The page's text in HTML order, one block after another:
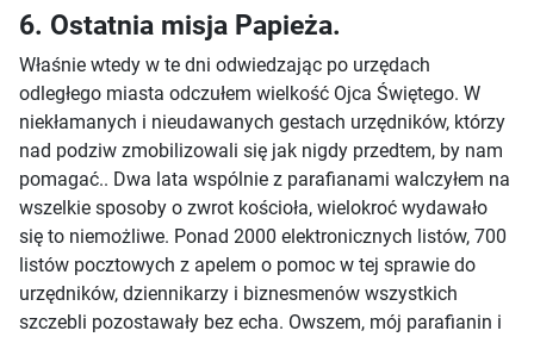
6. Ostatnia misja Papieża.
Właśnie wtedy w te dni odwiedzając po urzędach
odległego miasta odczułem wielkość Ojca Świętego. W
niekłamanych i nieudawanych gestach urzędników, którzy
nad podziw zmobilizowali się jak nigdy przedtem, by nam
pomagać.. Dwa lata wspólnie z parafianami walczyłem na
wszelkie sposoby o zwrot kościoła, wielokroć wydawało
się to niemożliwe. Ponad 2000 elektronicznych listów, 700
listów pocztowych z apelem o pomoc w tej sprawie do
urzędników, dziennikarzy i biznesmenów wszystkich
szczebli pozostawały bez echa. Owszem, mój parafianin i